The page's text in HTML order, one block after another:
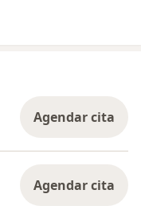
Agendar cita
Agendar cita